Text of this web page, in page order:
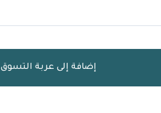
إضافة إلى عربة التسوق